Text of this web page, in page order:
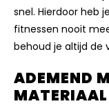
snel. Hierdoor heb
fitnessen nooit
behoud je altijd de
ADEMEND
MATERIAAL